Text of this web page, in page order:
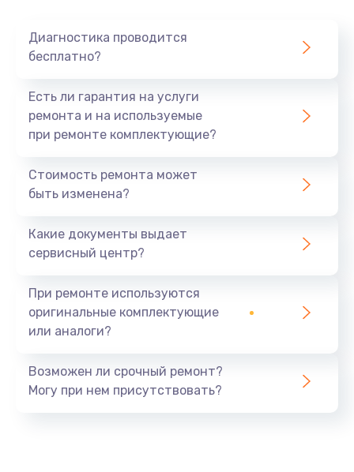
Диагностика проводится
бесплатно?
Есть ли гарантия на услуги
ремонта и на используемые
при ремонте комплектующие?
Стоимость ремонта может
быть изменена?
Какие документы выдает
сервисный центр?
При ремонте используются
оригинальные комплектующие
или аналоги?
Возможен ли срочный ремонт?
Могу при нем присутствовать?